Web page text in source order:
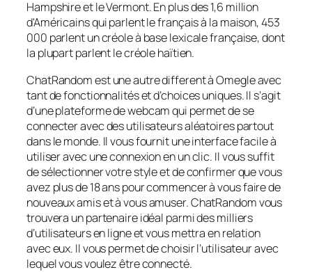
Hampshire et le Vermont. En plus des 1,6 million
d'Américains qui parlent le français à la maison, 453
000 parlent un créole à base lexicale française, dont
la plupart parlent le créole haïtien.
ChatRandom est une autre different à Omegle avec
tant de fonctionnalités et d’choices uniques. Il s’agit
d’une plateforme de webcam qui permet de se
connecter avec des utilisateurs aléatoires partout
dans le monde. Il vous fournit une interface facile à
utiliser avec une connexion en un clic. Il vous suffit
de sélectionner votre style et de confirmer que vous
avez plus de 18 ans pour commencer à vous faire de
nouveaux amis et à vous amuser. ChatRandom vous
trouvera un partenaire idéal parmi des milliers
d’utilisateurs en ligne et vous mettra en relation
avec eux. Il vous permet de choisir l’utilisateur avec
lequel vous voulez être connecté.